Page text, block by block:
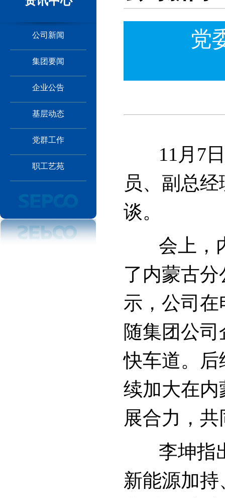
公司新闻
集团要闻
企业公告
基层动态
党群工作
职工艺苑
党
11月7日-
员、副总
谈。
会上，内
了内蒙古
示，公司
随集团公
快车道。
续加大在
展合力，
李坤指出
新能源加